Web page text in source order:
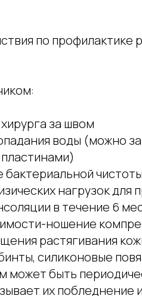
по
за швом
воды (можно
бактериальной
нагрузок
в течение 6
ношение
растягивания
силиконовые
может быть
их побледнение